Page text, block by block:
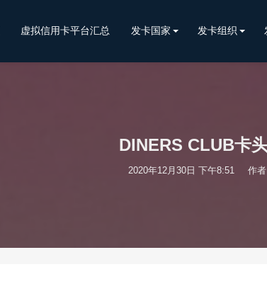
虚拟信用卡平台汇总 发卡国家 发卡组织
DINERS CLUB卡
2020年12月30日 下午8:51 作